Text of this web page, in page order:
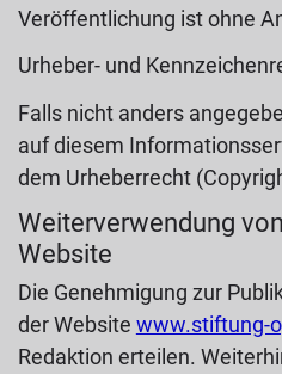
Veröffentlichung ist ohne
Urheber- und
Falls nicht anders
auf diesem
dem Urheberrecht
Weiterverwendung
Website
Die Genehmigung zur
der Website www.stiftung-
Redaktion erteilen.